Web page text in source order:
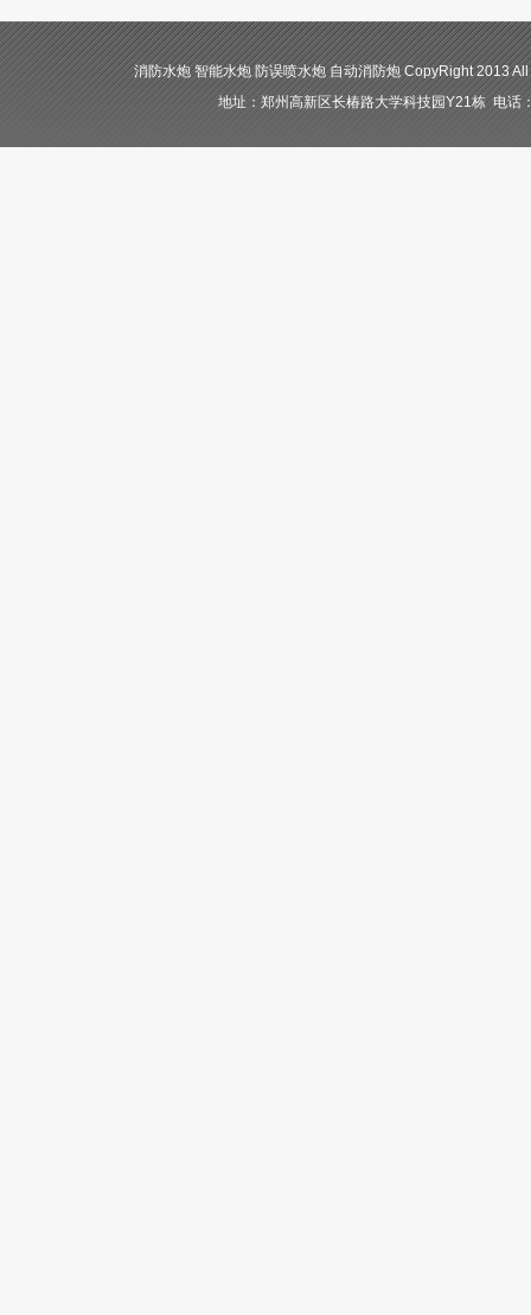
消防水炮 智能水炮 防误喷水炮 自动消防炮 CopyRight 2013
地址：郑州高新区长椿路大学科技园Y21栋 电